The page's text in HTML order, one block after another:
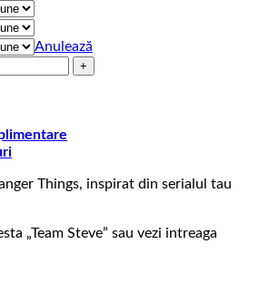
Anulează
Things, inspirat din serialul tau
„Team Steve” sau vezi intreaga